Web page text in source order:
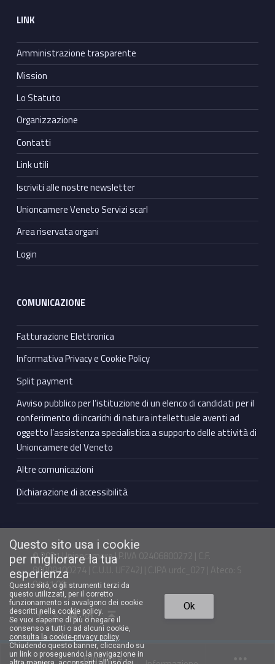
Funzioni e
LINK
Amministrazione trasparente
Mission
Lo Statuto
Organizzazione
Contatti
Link utili
Iscriviti alle nostre newsletter
Unioncamere Veneto Servizi scarl
Area riservata organi
Login
COMUNICAZIONE
Fatturazione Elettronica
Informativa Privacy e Cookie Policy
Split payment
Avviso pubblico per l’istituzione di un elenco di candidati per il
conferimento di incarichi di natura intellettuale aventi ad
oggetto l’assistenza specialistica a supporto delle attività di
Unioncamere del Veneto
Altre comunicazioni
Dichiarazione di accessibilità
© 2021 Unioncamere | P.IVA 02406800272 | C.F.
80009100274 | C.U.U. UFZ42J | C.IPA urdc_027 | Ateco: S
94.11.00
Facebook Unioncamere VenetoTwitter Unioncamere VenetoYoutube Unioncamere VenetoLinkedin Unioncamere Veneto Torna in cima ↑
Questo sito usa i cookie
per migliorare la tua
esperienza
Questo sito, o gli strumenti terzi da
questo utilizzati, per il corretto
funzionamento si avvalgono dei cookie
descritti nella cookie policy.
Se vuoi saperne di più o negare il
consenso a tutti o ad alcuni cookie,
consulta la cookie-privacy policy.
Chiudendo questo banner, cliccando su
un link o proseguendo la navigazione in
Ok